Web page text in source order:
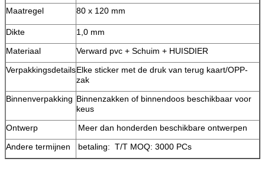
Maatregel
80 x 120 mm
Dikte
1,0 mm
Materiaal
Verward pvc + Schuim + HUISDIER
VerpakkingsdetailsElke sticker met de druk van terug kaart/OPP-
zak
Binnenverpakking Binnenzakken of binnendoos beschikbaar voor
keus
Ontwerp
Meer dan honderden beschikbare ontwerpen
Andere termijnen
betaling: T/T MOQ: 3000 PCs